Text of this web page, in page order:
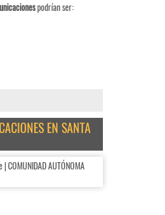
podrían ser:
EN SANTA
COMUNIDAD AUTÓNOMA